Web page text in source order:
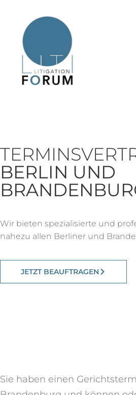
BERLIN UND
Wir bieten spezialisierte und
nahezu allen Berliner und
JETZT BEAUFTRAGEN
Sie haben einen